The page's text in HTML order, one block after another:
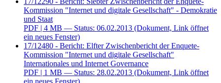
Kommission "Internet und digitale Gesellschaft" - Demokratie
und Staat
PDF | 4 MB — Status: 06.02.2013 (Dokument, Link öffnet
ein neues Fenster)
17/12480 - Bericht: Elfter Zwischenbericht der Enquete-
Kommission "Internet und digitale Gesellschaft"
Internationales und Internet Governance
PDF | 1 MB — Status: 28.02.2013 (Dokument, Link öffnet